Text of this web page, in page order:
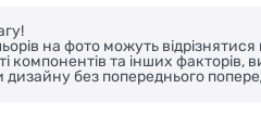
на фото можуть
компонентів та інших
дизайну без попереднього